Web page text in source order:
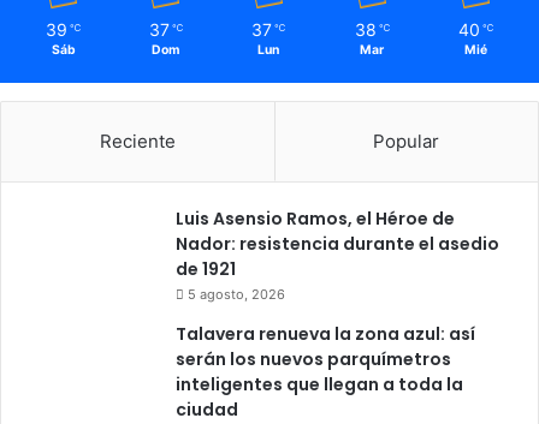
39 ℃
Sáb
37 ℃
Dom
37 ℃
Lun
38 ℃
Mar
40 ℃
Mié
Reciente Popular
Luis Asensio Ramos, el Héroe de
Nador: resistencia durante el asedio
de 1921
5 agosto, 2026
Talavera renueva la zona azul: así
serán los nuevos parquímetros
inteligentes que llegan a toda la
ciudad